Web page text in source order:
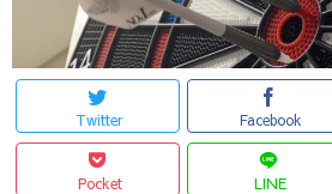
Twitter Facebook
Pocket LINE